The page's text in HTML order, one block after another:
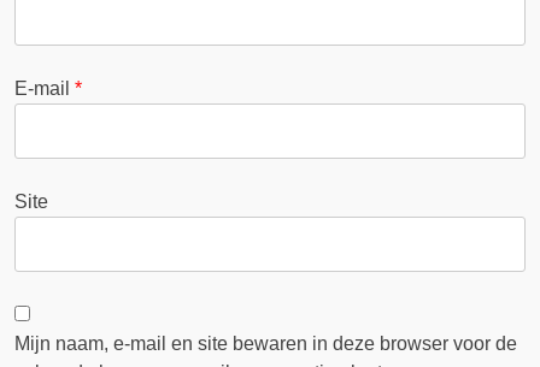
E-mail *
Site
Mijn naam, e-mail en site bewaren in deze browser voor de